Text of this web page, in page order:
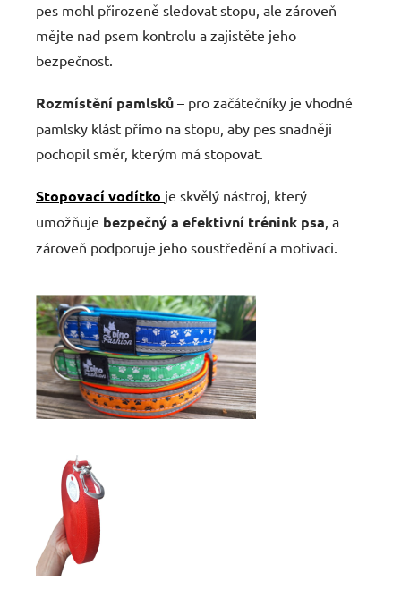
pes mohl přirozeně sledovat stopu, ale zároveň
mějte nad psem kontrolu a zajistěte jeho
bezpečnost.
Rozmístění pamlsků – pro začátečníky je vhodné
pamlsky klást přímo na stopu, aby pes snadněji
pochopil směr, kterým má stopovat.
Stopovací vodítko je skvělý nástroj, který
umožňuje bezpečný a efektivní trénink psa, a
zároveň podporuje jeho soustředění a motivaci.